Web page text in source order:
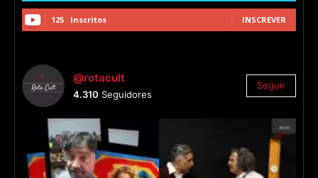
125 Inscritos INSCREVER
@rotacult
4.310 Seguidores
Seguir